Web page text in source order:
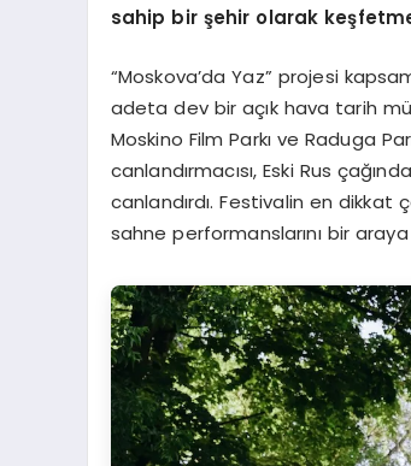
sahip bir şehir olarak
“Moskova’da Yaz” projesi
adeta dev bir açık hava tarih
Moskino Film Parkı ve Raduga
canlandırmacısı, Eski Rus
canlandırdı. Festivalin en dikkat
sahne performanslarını bir